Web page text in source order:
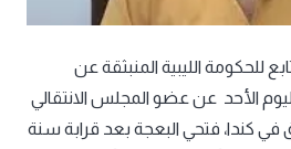
للحكومة الليبية المنبثقة عن
الأحد عن عضو المجلس الانتقالي
في كندا، فتحي البعجة بعد قرابة سنة